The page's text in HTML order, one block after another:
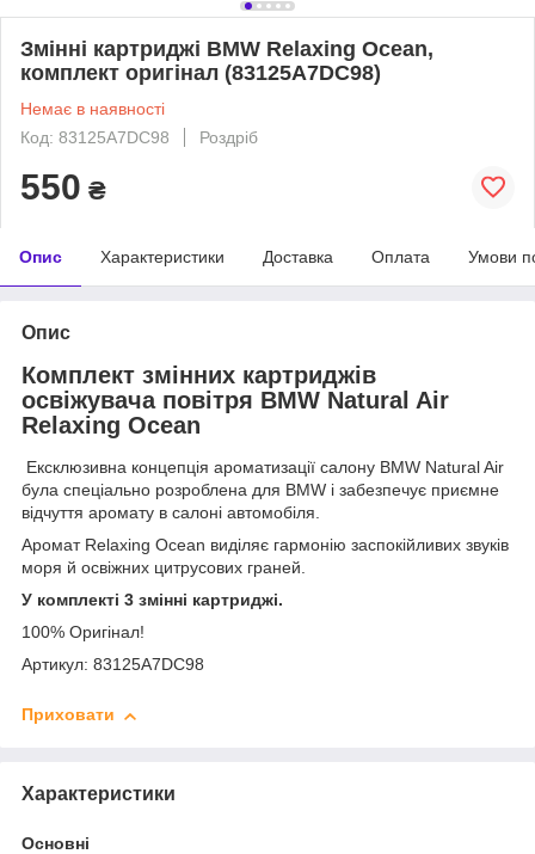
Змінні картриджі BMW Relaxing Ocean,
комплект оригінал (83125A7DC98)
Немає в наявності
Код: 83125A7DC98
Роздріб
550 ₴
Опис Характеристики Доставка Оплата Умови
Опис
Комплект змінних картриджів
освіжувача повітря BMW Natural Air
Relaxing Ocean
Ексклюзивна концепція ароматизації салону BMW Natural Air
була спеціально розроблена для BMW і забезпечує приємне
відчуття аромату в салоні автомобіля.
Аромат Relaxing Ocean виділяє гармонію заспокійливих звуків
моря й освіжних цитрусових граней.
У комплекті 3 змінні картриджі.
100% Оригінал!
Артикул: 83125A7DC98
Приховати
Характеристики
Основні